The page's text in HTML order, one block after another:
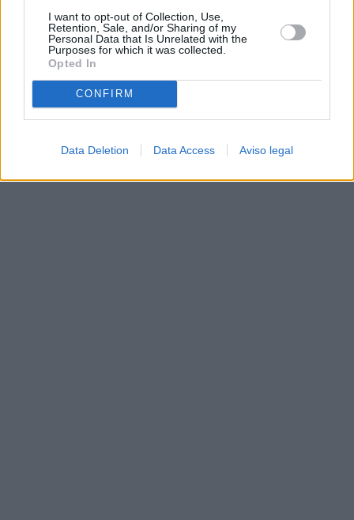
I want to opt-out of Collection, Use,
Retention, Sale, and/or Sharing of my
Personal Data that Is Unrelated with the
Purposes for which it was collected.
Opted In
CONFIRM
Data Deletion Data Access Aviso legal